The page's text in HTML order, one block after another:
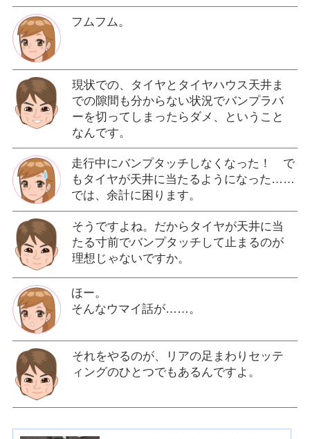
フムフム。
現状での、タイヤとタイヤハウス天井ま
での隙間も分からない状況でバンプラバ
ーを切ってしまったらダメ、ということ
なんです。
走行中にバンプタッチしなくなった！ で
もタイヤが天井に当たるようになった……
では、余計に困ります。
そうですよね。だからタイヤが天井に当
たる寸前でバンプタッチして止まるのが
理想じゃないですか。
ほー。
そんなウマイ話が……。
それをやるのが、リアの足まわりセッテ
ィングのひとつでもあるんですよ。